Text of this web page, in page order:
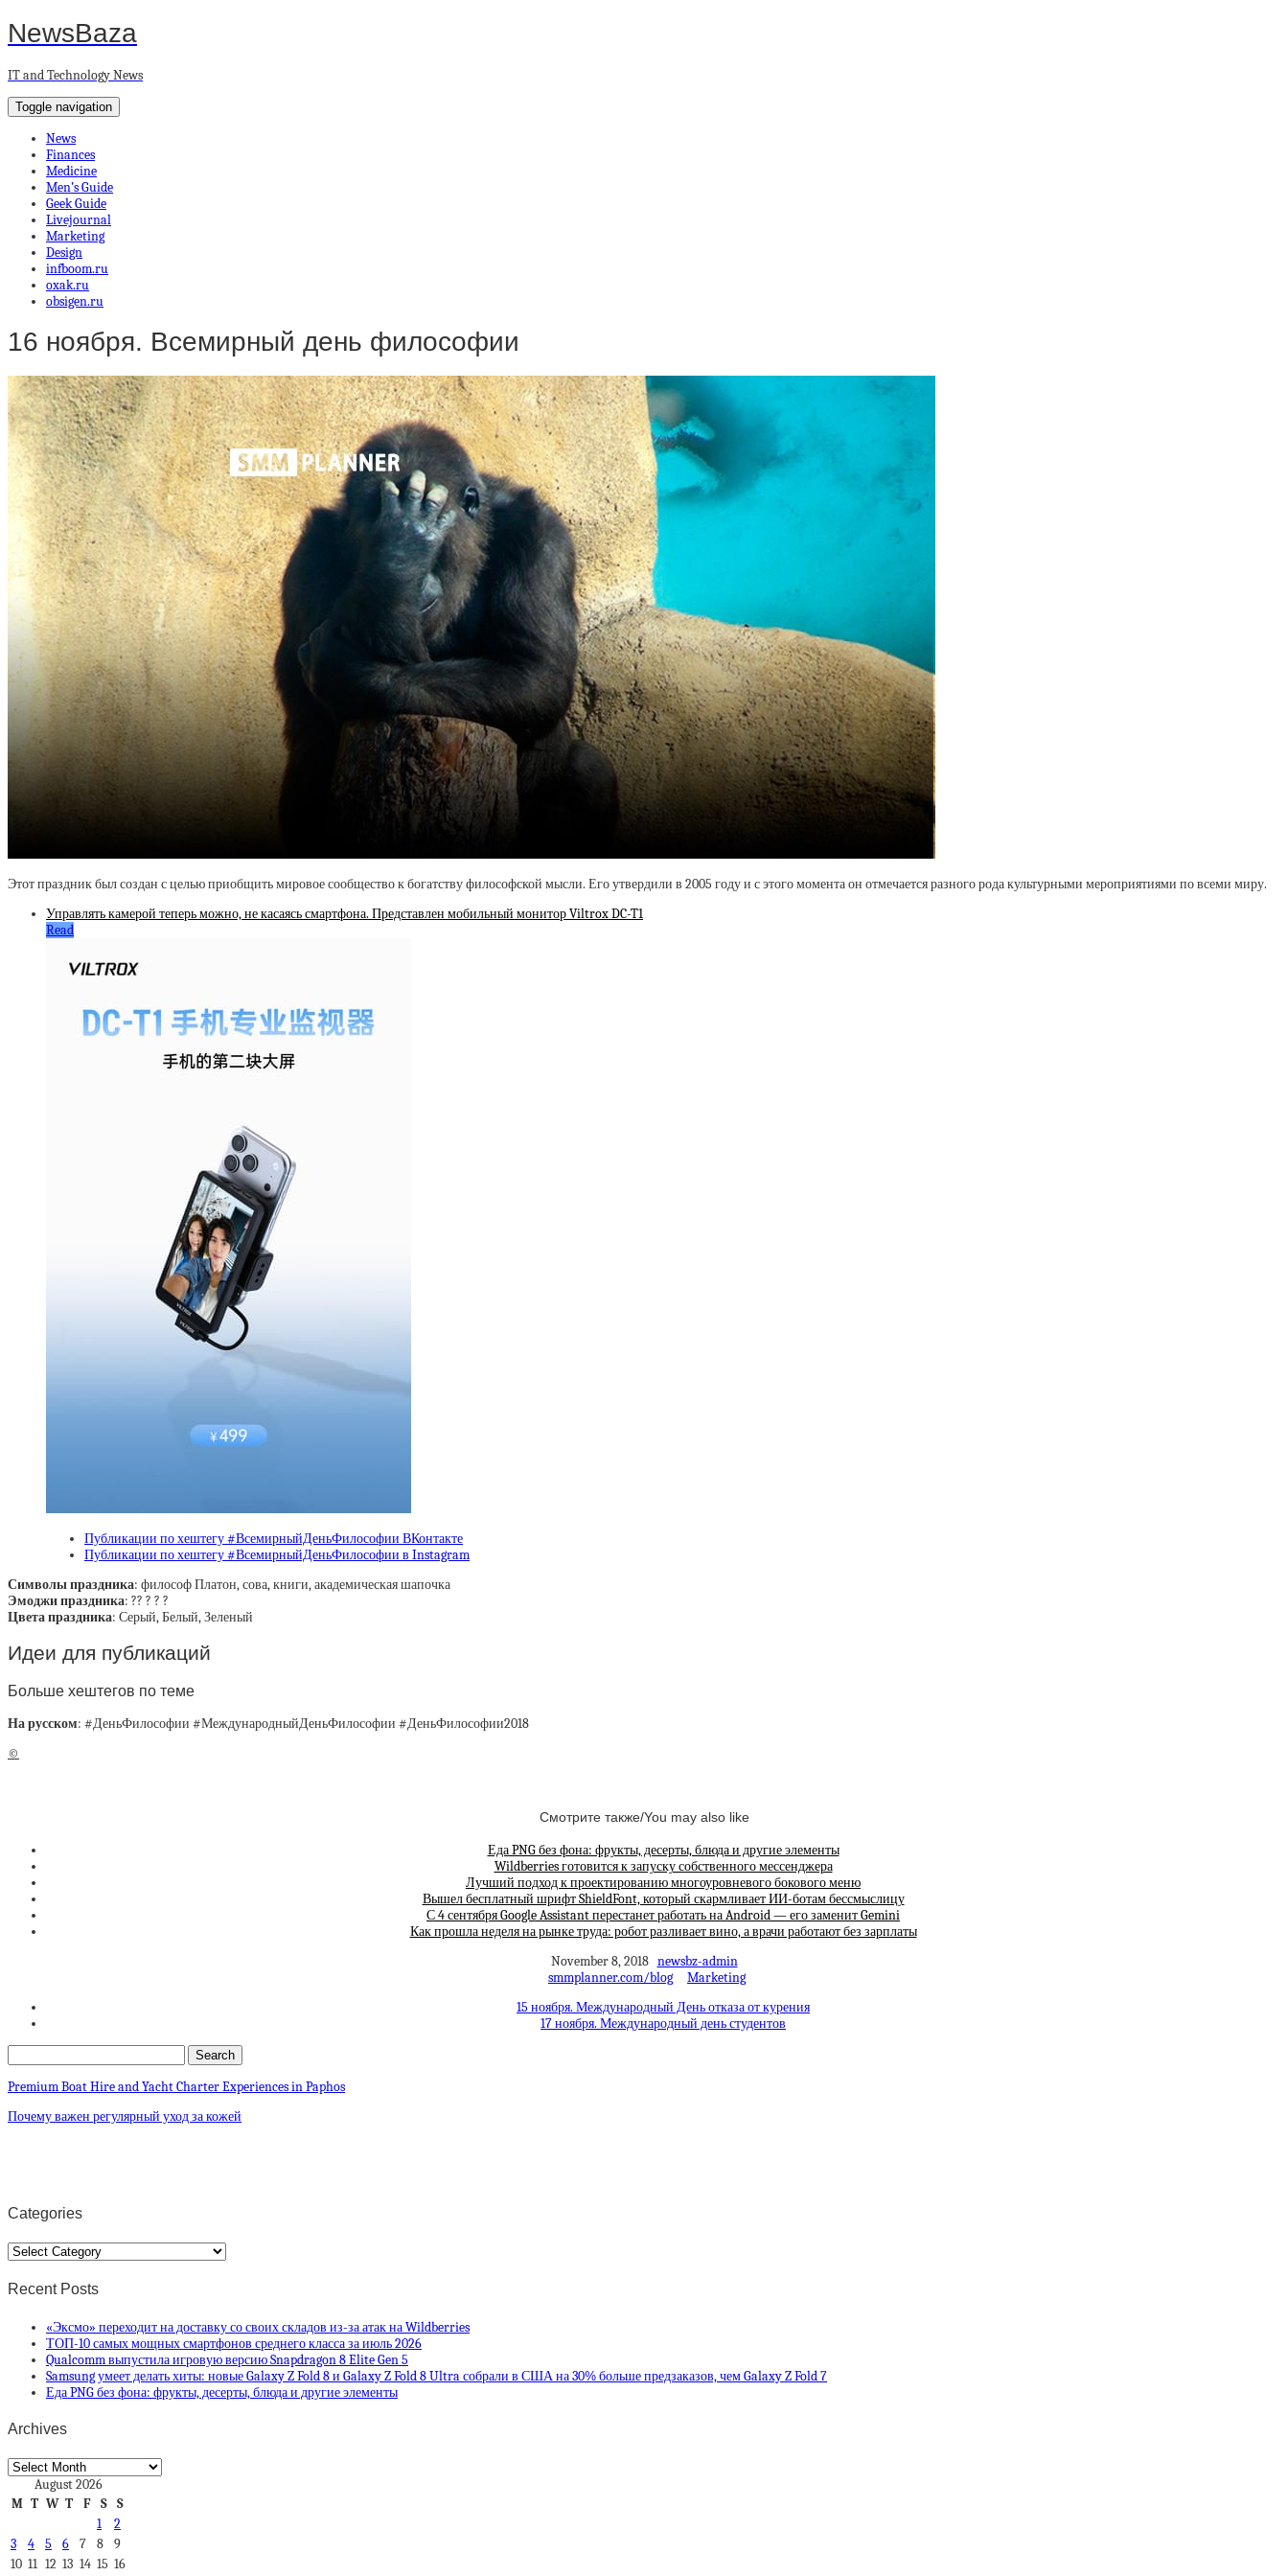
NewsBaza
IT and Technology News
Toggle navigation
News
Finances
Medicine
Men’s Guide
Geek Guide
Livejournal
Marketing
Design
infboom.ru
oxak.ru
obsigen.ru
16 ноября. Всемирный день философии
Этот праздник был создан с целью приобщить мировое сообщество к богатству философской мысли. Его утвердили в 2005 году и с этого момента он отмечается разного рода культурными мероприятиями по всеми миру.
Управлять камерой теперь можно, не касаясь смартфона. Представлен мобильный монитор Viltrox DC-T1
Read
Публикации по хештегу #ВсемирныйДеньФилософии ВКонтакте
Публикации по хештегу #ВсемирныйДеньФилософии в Instagram
Символы праздника: философ Платон, сова, книги, академическая шапочка
Эмоджи праздника: ?‍? ? ? ?
Цвета праздника: Серый, Белый, Зеленый
Идеи для публикаций
Больше хештегов по теме
На русском: #ДеньФилософии #МеждународныйДеньФилософии #ДеньФилософии2018
©
Смотрите также/You may also like
Еда PNG без фона: фрукты, десерты, блюда и другие элементы
Wildberries готовится к запуску собственного мессенджера
Лучший подход к проектированию многоуровневого бокового меню
Вышел бесплатный шрифт ShieldFont, который скармливает ИИ-ботам бессмыслицу
С 4 сентября Google Assistant перестанет работать на Android — его заменит Gemini
Как прошла неделя на рынке труда: робот разливает вино, а врачи работают без зарплаты
November 8, 2018 newsbz-admin
smmplanner.com/blog
Marketing
15 ноября. Международный День отказа от курения
17 ноября. Международный день студентов
Premium Boat Hire and Yacht Charter Experiences in Paphos
Почему важен регулярный уход за кожей
Categories
Categories
Recent Posts
«Эксмо» переходит на доставку со своих складов из-за атак на Wildberries
ТОП-10 самых мощных смартфонов среднего класса за июль 2026
Qualcomm выпустила игровую версию Snapdragon 8 Elite Gen 5
Samsung умеет делать хиты: новые Galaxy Z Fold 8 и Galaxy Z Fold 8 Ultra собрали в США на 30% больше предзаказов, чем Galaxy Z Fold 7
Еда PNG без фона: фрукты, десерты, блюда и другие элементы
Archives
Archives
August 2026
M T W T F S
S
1
2
3
4 5 6 7 8
9
10 11 12 13 14 15 16